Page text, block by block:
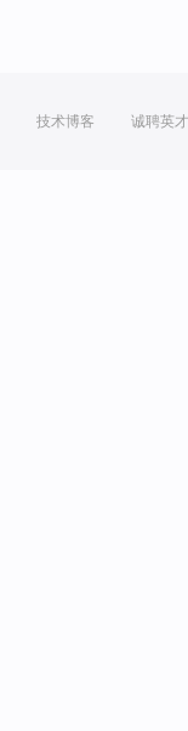
技术博客 诚聘英才